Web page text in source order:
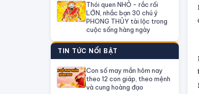
Thói quen NHỎ - rắc rối
LỚN, nhắc bạn 30 chú ý
PHONG THỦY tài lộc trong
cuộc sống hàng ngày
TIN TỨC NỔI BẬT
Con số may mắn hôm nay
theo 12 con giáp, theo mệnh
và cung hoàng đạo